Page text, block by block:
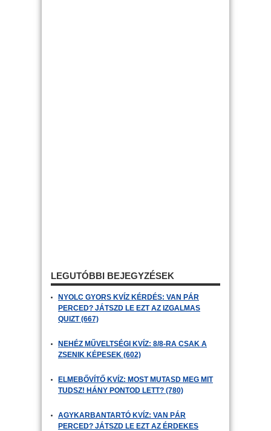
LEGUTÓBBI BEJEGYZÉSEK
NYOLC GYORS KVÍZ KÉRDÉS: VAN PÁR
PERCED? JÁTSZD LE EZT AZ IZGALMAS
QUIZT (667)
NEHÉZ MŰVELTSÉGI KVÍZ: 8/8-RA CSAK A
ZSENIK KÉPESEK (602)
ELMEBŐVÍTŐ KVÍZ: MOST MUTASD MEG MIT
TUDSZ! HÁNY PONTOD LETT? (780)
AGYKARBANTARTÓ KVÍZ: VAN PÁR
PERCED? JÁTSZD LE EZT AZ ÉRDEKES